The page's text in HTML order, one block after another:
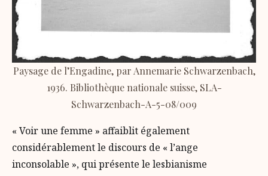
Paysage de l’Engadine, par Annemarie Schwarzenbach,
1936. Bibliothèque nationale suisse, SLA-
Schwarzenbach-A-5-08/009
« Voir une femme » affaiblit également
considérablement le discours de « l’ange
inconsolable », qui présente le lesbianisme